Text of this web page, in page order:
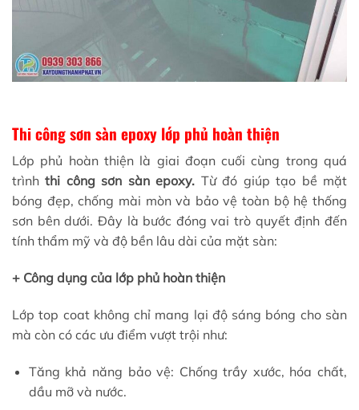
Thi công sơn sàn epoxy lớp phủ hoàn thiện
Lớp phủ hoàn thiện là giai đoạn cuối cùng trong quá
trìnhthi công sơn sàn epoxy. Từ đó giúp tạo bề mặt
bóng đẹp, chống mài mòn và bảo vệ toàn bộ hệ thống
sơn bên dưới. Đây là bước đóng vai trò quyết định đến
tính thẩm mỹ và độ bền lâu dài của mặt sàn:
+ Công dụng của lớp phủ hoàn thiện
Lớp top coat không chỉ mang lại độ sáng bóng cho sàn
mà còn có các ưu điểm vượt trội như:
Tăng khả năng bảo vệ: Chống trầy xước, hóa chất,
dầu mỡ và nước.